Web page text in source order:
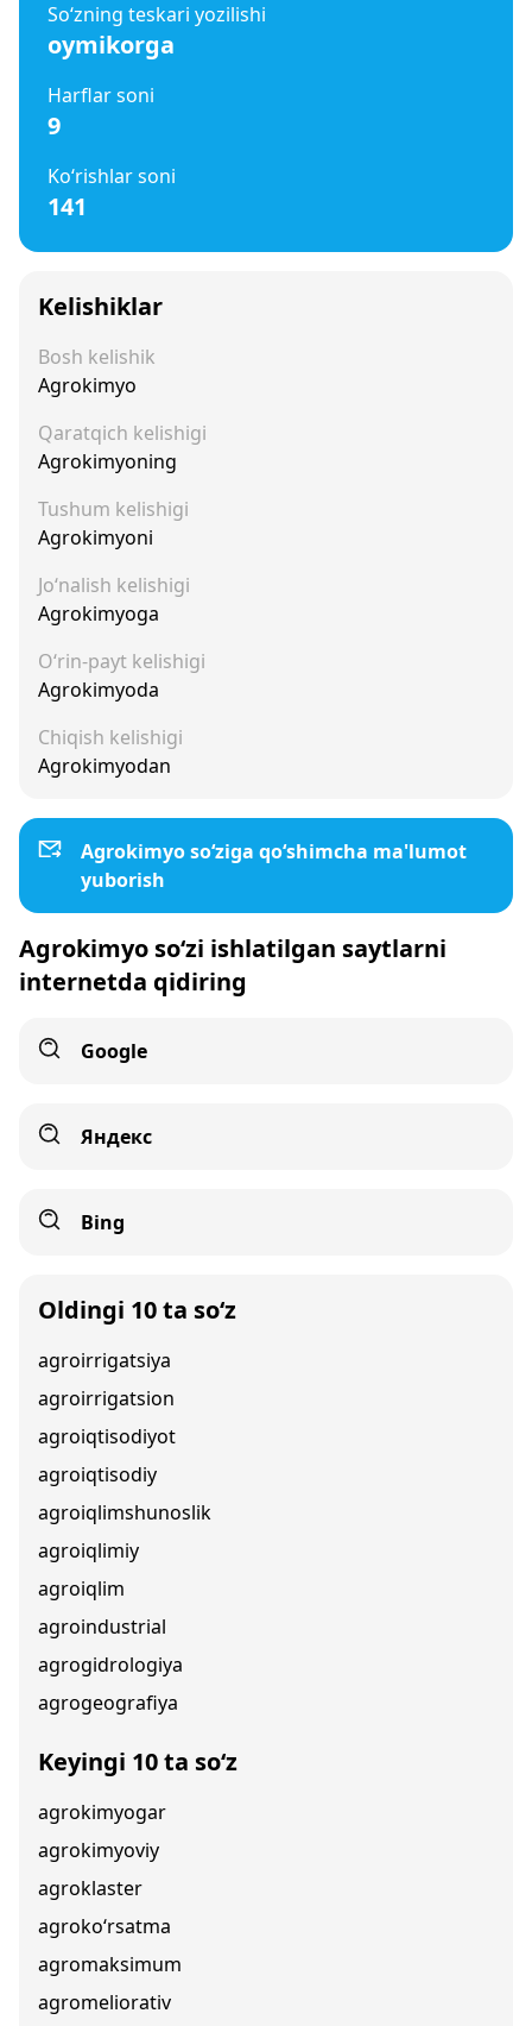
So‘zning teskari yozilishi
oymikorga
Harflar soni
9
Ko‘rishlar soni
141
Kelishiklar
Bosh kelishik
Agrokimyo
Qaratqich kelishigi
Agrokimyoning
Tushum kelishigi
Agrokimyoni
Jo‘nalish kelishigi
Agrokimyoga
O‘rin-payt kelishigi
Agrokimyoda
Chiqish kelishigi
Agrokimyodan
Agrokimyo so‘ziga qo‘shimcha ma'lumot
yuborish
Agrokimyo so‘zi ishlatilgan saytlarni
internetda qidiring
Google
Яндекс
Bing
Oldingi 10 ta so‘z
agroirrigatsiya
agroirrigatsion
agroiqtisodiyot
agroiqtisodiy
agroiqlimshunoslik
agroiqlimiy
agroiqlim
agroindustrial
agrogidrologiya
agrogeografiya
Keyingi 10 ta so‘z
agrokimyogar
agrokimyoviy
agroklaster
agroko‘rsatma
agromaksimum
agromeliorativ